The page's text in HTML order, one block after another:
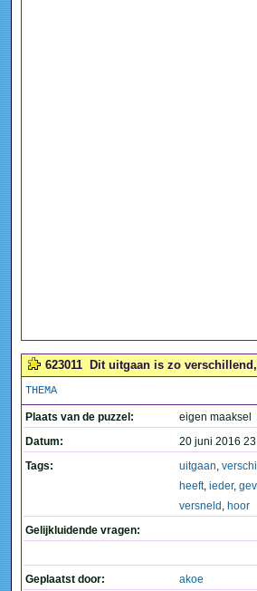
623011 Dit uitgaan is zo
THEMA
Plaats van de puzzel:
eigen maaksel
Datum:
20 juni 2016
Tags:
uitgaan,
heeft, ieder,
versneld , hoor
Gelijkluidende vragen:
Geplaatst door: akoe